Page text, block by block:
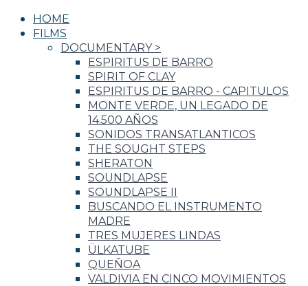
HOME
FILMS
DOCUMENTARY >
ESPIRITUS DE BARRO
SPIRIT OF CLAY
ESPIRITUS DE BARRO - CAPITULOS
MONTE VERDE, UN LEGADO DE
14.500 AÑOS
SONIDOS TRANSATLANTICOS
THE SOUGHT STEPS
SHERATON
SOUNDLAPSE
SOUNDLAPSE II
BUSCANDO EL INSTRUMENTO
MADRE
TRES MUJERES LINDAS
ÜLKATUBE
QUEÑOA
VALDIVIA EN CINCO MOVIMIENTOS